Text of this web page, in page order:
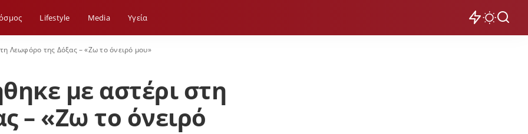
Lifestyle Media Yγεία
Λεωφόρο της Δόξας – «Ζω το όνειρό μου»
με αστέρι στη
– «Ζω το όνειρό